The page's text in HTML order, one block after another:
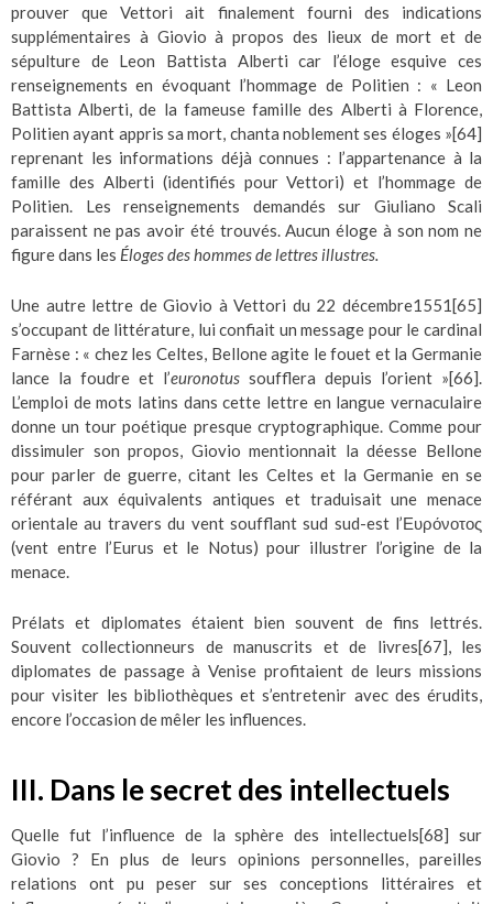
prouver que Vettori ait finalement fourni des indications
supplémentaires à Giovio à propos des lieux de mort et de
sépulture de Leon Battista Alberti car l’éloge esquive ces
renseignements en évoquant l’hommage de Politien : « Leon
Battista Alberti, de la fameuse famille des Alberti à Florence,
Politien ayant appris sa mort, chanta noblement ses éloges »[64]
reprenant les informations déjà connues : l’appartenance à la
famille des Alberti (identifiés pour Vettori) et l’hommage de
Politien. Les renseignements demandés sur Giuliano Scali
paraissent ne pas avoir été trouvés. Aucun éloge à son nom ne
figure dans les Éloges des hommes de lettres illustres.
Une autre lettre de Giovio à Vettori du 22 décembre1551[65]
s’occupant de littérature, lui confiait un message pour le cardinal
Farnèse : « chez les Celtes, Bellone agite le fouet et la Germanie
lance la foudre et l’euronotus soufflera depuis l’orient »[66].
L’emploi de mots latins dans cette lettre en langue vernaculaire
donne un tour poétique presque cryptographique. Comme pour
dissimuler son propos, Giovio mentionnait la déesse Bellone
pour parler de guerre, citant les Celtes et la Germanie en se
référant aux équivalents antiques et traduisait une menace
orientale au travers du vent soufflant sud sud-est l’Ευρόνοτος
(vent entre l’Eurus et le Notus) pour illustrer l’origine de la
menace.
Prélats et diplomates étaient bien souvent de fins lettrés.
Souvent collectionneurs de manuscrits et de livres[67], les
diplomates de passage à Venise profitaient de leurs missions
pour visiter les bibliothèques et s’entretenir avec des érudits,
encore l’occasion de mêler les influences.
III. Dans le secret des intellectuels
Quelle fut l’influence de la sphère des intellectuels[68] sur
Giovio ? En plus de leurs opinions personnelles, pareilles
relations ont pu peser sur ses conceptions littéraires et